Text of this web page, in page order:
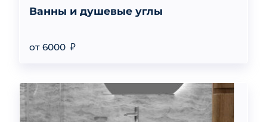
Ванны и душевые углы
от 6000 ₽